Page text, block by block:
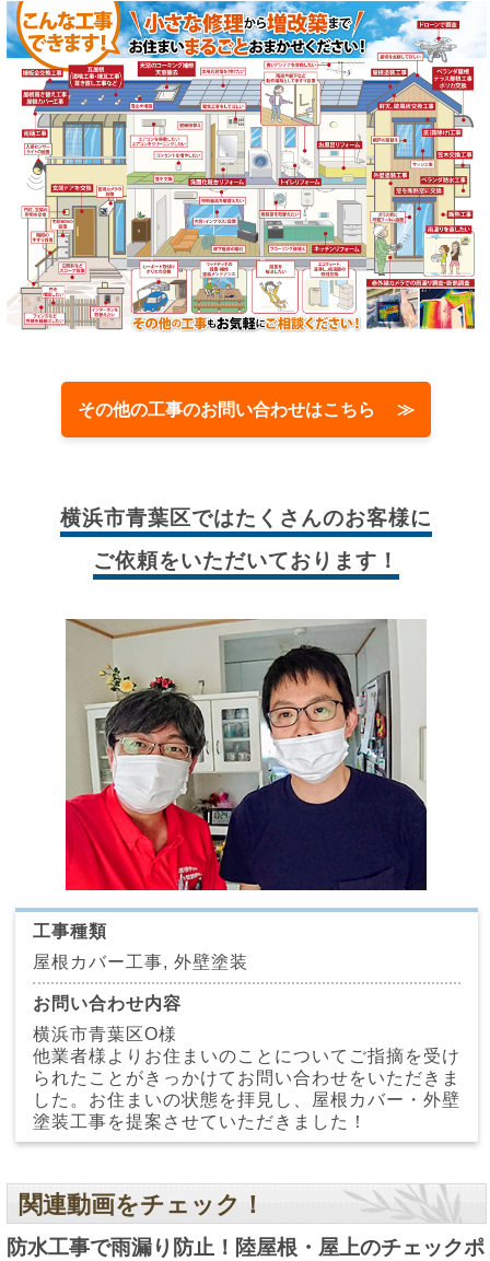
その他の工事のお問い合わせはこちら ≫
横浜市青葉区ではたくさんのお客様に
ご依頼をいただいております！
工事種類
屋根カバー工事, 外壁塗装
お問い合わせ内容
横浜市青葉区O様
他業者様よりお住まいのことについてご指摘を受け
られたことがきっかけてお問い合わせをいただきま
した。お住まいの状態を拝見し、屋根カバー・外壁
塗装工事を提案させていただきました！
関連動画をチェック！
防水工事で雨漏り防止！陸屋根・屋上のチェックポ